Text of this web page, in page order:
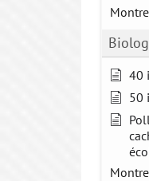
40
50